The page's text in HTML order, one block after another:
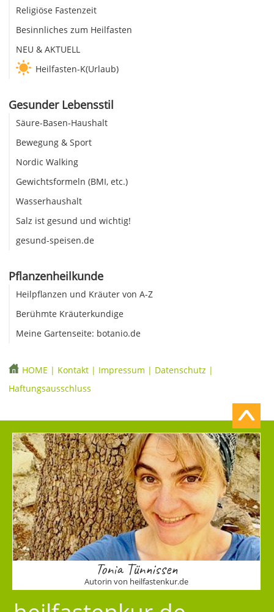
Religiöse Fastenzeit
Besinnliches zum Heilfasten
NEU & AKTUELL
Heilfasten-K(Urlaub)
Gesunder Lebensstil
Säure-Basen-Haushalt
Bewegung & Sport
Nordic Walking
Gewichtsformeln (BMI, etc.)
Wasserhaushalt
Salz ist gesund und wichtig!
gesund-speisen.de
Pflanzenheilkunde
Heilpflanzen und Kräuter von A-Z
Berühmte Kräuterkundige
Meine Gartenseite: botanio.de
HOME | Kontakt | Impressum | Datenschutz |
Haftungsausschluss
Tonia Tünnissen
Autorin von heilfastenkur.de